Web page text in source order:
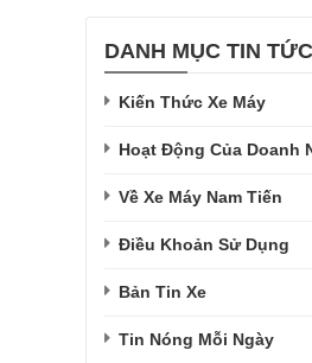
DANH MỤC TIN TỨC
Kiến Thức Xe Máy
Hoạt Động Của Doanh
Về Xe Máy Nam Tiến
Điều Khoản Sử Dụng
Bản Tin Xe
Tin Nóng Mỗi Ngày